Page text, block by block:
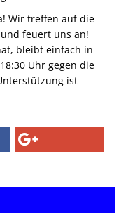
Wir treffen auf die
feuert uns an!
bleibt einfach in
Uhr gegen die
ist